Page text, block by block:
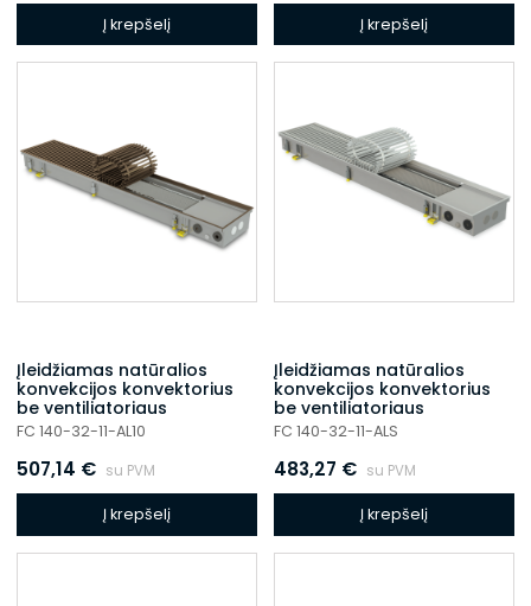
Į krepšelį Į krepšelį
Įleidžiamas natūralios
konvekcijos konvektorius
be ventiliatoriaus
FC 140-32-11-AL10
507,14 € su PVM
Į krepšelį
Įleidžiamas natūralios
konvekcijos konvektorius
be ventiliatoriaus
FC 140-32-11-ALS
483,27 € su PVM
Į krepšelį